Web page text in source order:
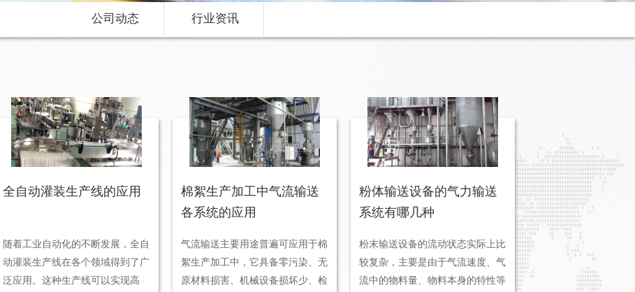
公司动态 行业资讯
全自动灌装生产线的应用
随着工业自动化的不断发展，全自
动灌装生产线在各个领域得到了广
泛应用。这种生产线可以实现高
棉絮生产加工中气流输送
各系统的应用
气流输送主要用途普遍可应用于棉
絮生产加工中，它具备零污染、无
原材料损害、机械设备损坏少、检
粉体输送设备的气力输送
系统有哪几种
粉末输送设备的流动状态实际上比
较复杂，主要是由于气流速度、气
流中的物料量、物料本身的特性等